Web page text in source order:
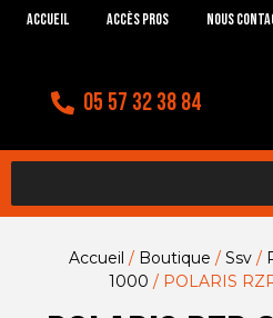
Accueil Accès Pros Nous
05 57 32 38 84
Accueil / Boutique / Ssv /
1000 / POLARIS